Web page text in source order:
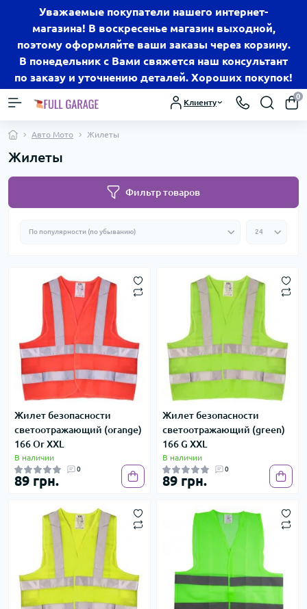
Уважаемые покупатели нашего интернет-
магазина! В воскресенье магазин выходной,
поэтому оформляйте ваши заказы через корзину.
В понедельник с Вами свяжется наш консультант
по заказу и уточнению деталей. Хороших покупок!
Клиенту
0
Авто Мото Жилеты
Жилеты
Фильтр товаров
Жилет безопасности
светоотражающий (orange)
166 Or XXL
В наличии
0
89 грн.
Жилет безопасности
светоотражающий (green)
166 G XXL
В наличии
0
89 грн.